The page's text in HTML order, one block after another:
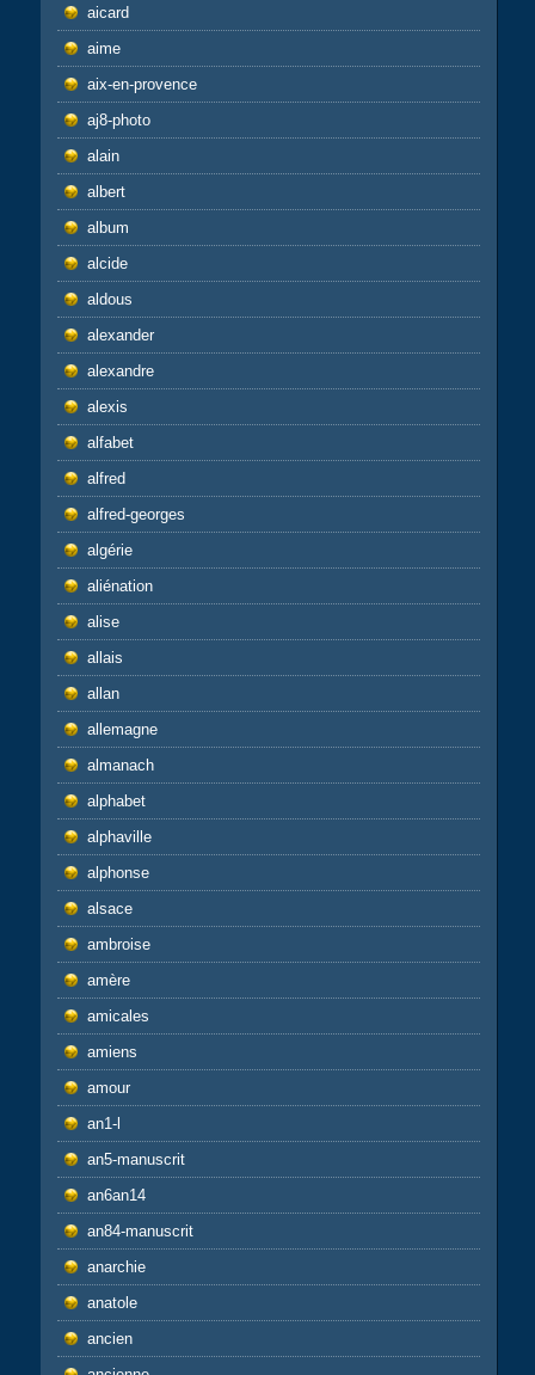
aicard
aime
aix-en-provence
aj8-photo
alain
albert
album
alcide
aldous
alexander
alexandre
alexis
alfabet
alfred
alfred-georges
algérie
aliénation
alise
allais
allan
allemagne
almanach
alphabet
alphaville
alphonse
alsace
ambroise
amère
amicales
amiens
amour
an1-l
an5-manuscrit
an6an14
an84-manuscrit
anarchie
anatole
ancien